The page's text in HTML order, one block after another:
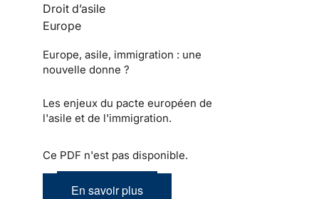
Droit d’asile
Europe
Europe, asile, immigration : une
nouvelle donne ?
Les enjeux du pacte européen de
l'asile et de l'immigration.
Ce PDF n'est pas disponible.
En savoir plus